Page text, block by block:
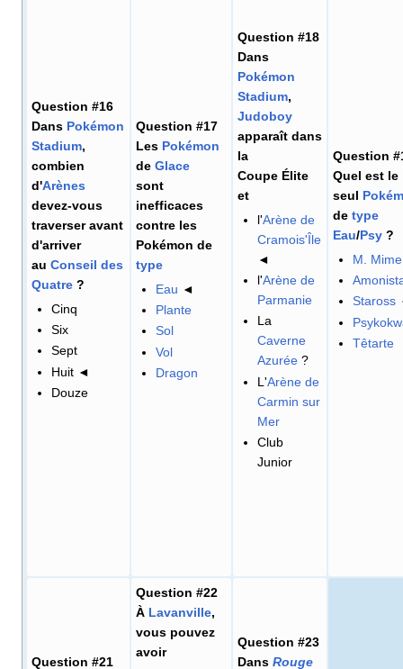
Question #16
Dans Pokémon
Stadium,
combien
d'Arènes
devez-vous
traverser avant
d'arriver
au Conseil des
Quatre ?
Cinq
Six
Sept
Huit ◄
Douze
Question #17
Les Pokémon
de Glace
sont
inefficaces
contre les
Pokémon de
type
Eau ◄
Plante
Sol
Vol
Dragon
Question #18
Dans
Pokémon
Stadium,
Judoboy
apparaît dans
la
Coupe Élite
et
l'Arène de
Cramois'Île
◄
l'Arène de
Parmanie
La
Caverne
Azurée ?
L'Arène de
Carmin sur
Mer
Club
Junior
Question
Quel est le
seul
de type
Eau/Psy ?
M. Mime
Staross
Têtarte
Question #21
Question #22
À Lavanville,
vous pouvez
avoir
Question #23
Dans Rouge